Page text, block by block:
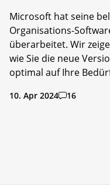
Microsoft hat seine
Organisations-
überarbeitet. Wir
wie Sie die neue
optimal auf Ihre
10. Apr 2024 16